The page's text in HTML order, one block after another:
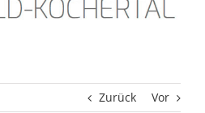
Zurück Vor